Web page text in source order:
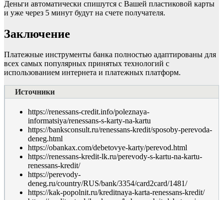
Деньги автоматически спишутся с Вашей пластиковой карты
и уже через 5 минут будут на счете получателя.
Заключение
Платежные инструменты банка полностью адаптированы для
всех самых популярных принятых технологий с
использованием интернета и платежных платформ.
Источники
https://renessans-credit.info/poleznaya-
informatsiya/renessans-s-karty-na-kartu
https://banksconsult.ru/renessans-kredit/sposoby-perevoda-
deneg.html
https://obankax.com/debetovye-karty/perevod.html
https://renessans-kredit-lk.ru/perevody-s-kartu-na-kartu-
renessans-kredit/
https://perevody-
deneg.ru/country/RUS/bank/3354/card2card/1481/
https://kak-popolnit.ru/kreditnaya-karta-renessans-kredit/